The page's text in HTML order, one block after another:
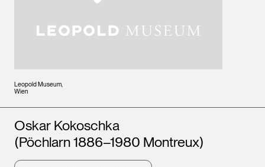
Leopold Museum,
Wien
Künstler*innen
Oskar Kokoschka
(Pöchlarn 1886–1980 Montreux)